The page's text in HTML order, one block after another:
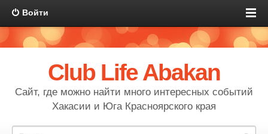
Войти
Club Life Abakan
Сайт, где можно найти много интересных событий
Хакасии и Юга Красноярского края